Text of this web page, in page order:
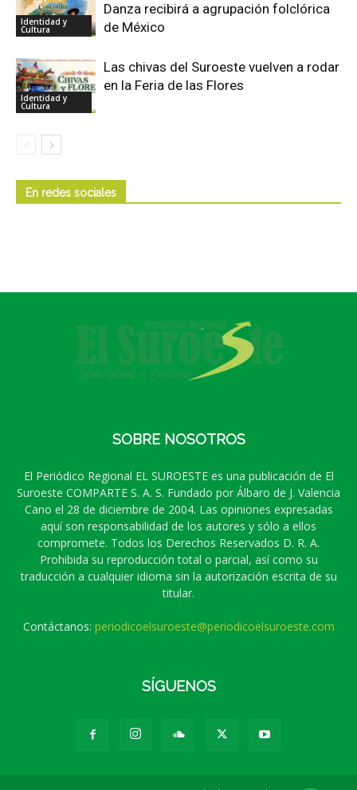
Identidad y
Cultura
Danza recibirá a agrupación folclórica
de México
Identidad y
Cultura
Las chivas del Suroeste vuelven a rodar
en la Feria de las Flores
En redes sociales
SOBRE NOSOTROS
El Periódico Regional EL SUROESTE es una publicación de El
Suroeste COMPARTE S. A. S. Fundado por Álbaro de J. Valencia
Cano el 28 de diciembre de 2004. Las opiniones expresadas
aquí son responsabilidad de los autores y sólo a ellos
compromete. Todos los Derechos Reservados D. R. A.
Prohibida su reproducción total o parcial, así como su
traducción a cualquier idioma sin la autorización escrita de su
titular.
Contáctanos: periodicoelsuroeste@periodicoelsuroeste.com
SÍGUENOS